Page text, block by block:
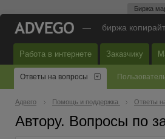
Биржа
— биржа
Работа в интернете Заказчику
Ответы на вопросы
Адвего Помощь и поддержка Ответы
Автору. Вопросы по